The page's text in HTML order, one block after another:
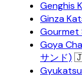
Genghis
Ginza
Gourmet
Goya
サンド)